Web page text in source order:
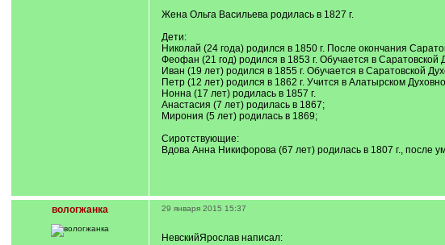
Жена Ольга Васильева родилась в 1827 г.
Дети:
Николай (24 года) родился в 1850 г. После окончания
Феофан (21 год) родился в 1853 г. Обучается в Саратовской
Иван (19 лет) родился в 1855 г. Обучается в Саратовской
Петр (12 лет) родился в 1862 г. Учится в Алатырском
Нонна (17 лет) родилась в 1857 г.
Анастасия (7 лет) родилась в 1867;
Мирония (5 лет) родилась в 1869;
Сиротствующие:
Вдова Анна Никифорова (67 лет) родилась в 1807 г., после
вологжанка 29 января 2015 15:37
НевскийЯрослав написал: